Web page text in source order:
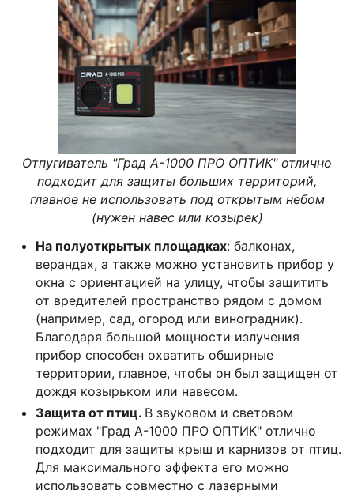
Отпугиватель "Град А-1000 ПРО ОПТИК" отлично
подходит для защиты больших территорий,
главное не использовать под открытым небом
(нужен навес или козырек)
На полуоткрытых площадках: балконах,
верандах, а также можно установить прибор у
окна с ориентацией на улицу, чтобы защитить
от вредителей пространство рядом с домом
(например, сад, огород или виноградник).
Благодаря большой мощности излучения
прибор способен охватить обширные
территории, главное, чтобы он был защищен от
дождя козырьком или навесом.
Защита от птиц. В звуковом и световом
режимах "Град А-1000 ПРО ОПТИК" отлично
подходит для защиты крыш и карнизов от птиц.
Для максимального эффекта его можно
использовать совместно с лазерными